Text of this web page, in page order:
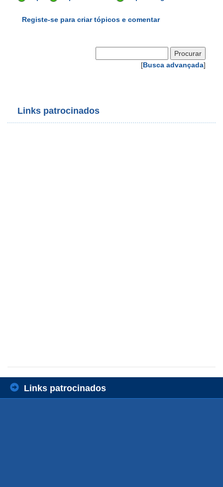
Registe-se para criar tópicos e comentar
[Busca advançada]
Links patrocinados
Links patrocinados